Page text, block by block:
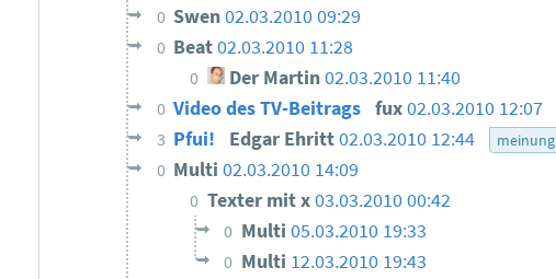
0 Swen02.03.2010 09:29
0 Beat02.03.2010 11:28
0 Der Martin02.03.2010 11:40
0 Video des TV-Beitrags fux02.03.2010 12:07
3 Pfui! Edgar Ehritt02.03.2010 12:44 meinung
0 Multi02.03.2010 14:09
0 Texter mit x03.03.2010 00:42
0 Multi05.03.2010 19:33
0 Multi 12.03.2010 19:43